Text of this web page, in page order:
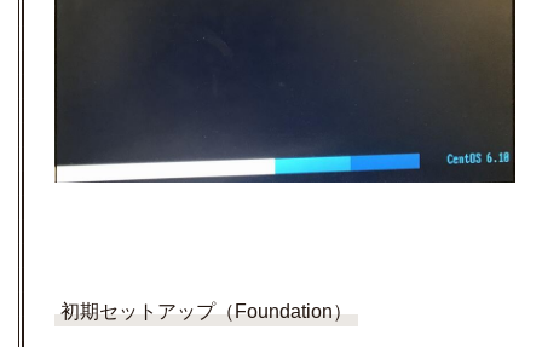
初期セットアップ（Foundation）